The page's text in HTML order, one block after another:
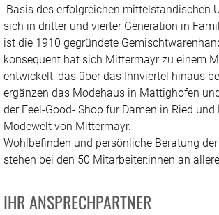
Basis des erfolgreichen mittelständischen
sich in dritter und vierter Generation in
ist die 1910 gegründete
konsequent hat sich Mittermayr zu einem
entwickelt, das über das Innviertel hinaus
ergänzen das Modehaus in Mattighofen
der Feel-Good- Shop für Damen in Ried
Modewelt von Mittermayr.
Wohlbefinden und persönliche Beratung
stehen bei den 50 Mitarbeiter:innen an
IHR ANSPRECHPARTNER